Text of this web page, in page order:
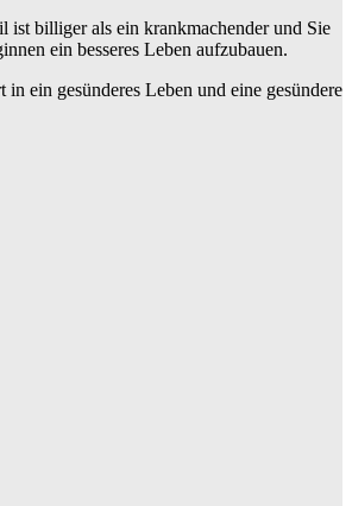
ist billiger als ein krankmachender und Sie
ein besseres Leben aufzubauen.
in ein gesünderes Leben und eine gesündere